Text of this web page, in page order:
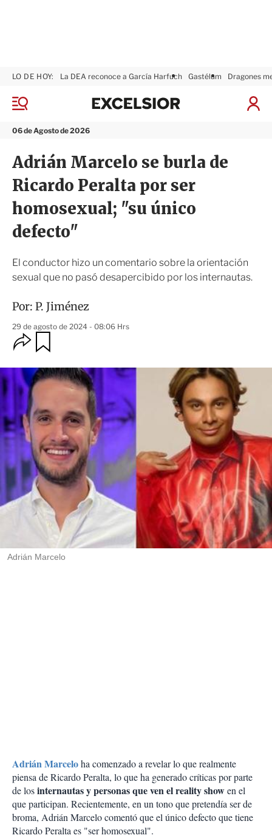
M
n
06 de Agosto de 2026
LO DE HOY: La DEA reconoce a García Harfuch Gastélum Dragones
I
x
i
r
Adrián Marcelo se burla de
Ricardo Peralta por ser
homosexual; "su único
defecto"
El conductor hizo un comentario sobre la orientación
sexual que no pasó desapercibido por los internautas.
Por: P. Jiménez
29 de agosto de 2024 - 08:06 Hrs
O
p
i
o
n
e
s
d
e
c
o
m
p
a
r
r
d
Adrián Marcelo
Adrián Marceloha comenzado a revelar lo que realmente
piensa de Ricardo Peralta, lo que ha generado críticas por parte
de losinternautas y personas que ven el reality showen el
que participan. Recientemente, en un tono que pretendía ser de
broma, Adrián Marcelo comentó que el único defecto que tiene
Ricardo Peralta es "ser homosexual".